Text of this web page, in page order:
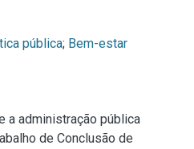
pública; Bem-estar
a administração pública
de Conclusão de